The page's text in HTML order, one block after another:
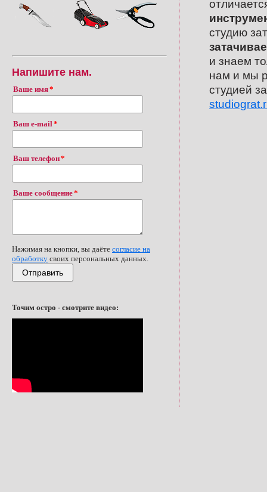
Напишите нам.
Ваше имя
Ваш e-mail
Ваш телефон
Ваше сообщение
Нажимая на кнопки, вы даёте согласие на
обработку своих персональных данных.
Отправить
Точим остро - смотрите видео:
студию
и знаем
нам и мы
студией